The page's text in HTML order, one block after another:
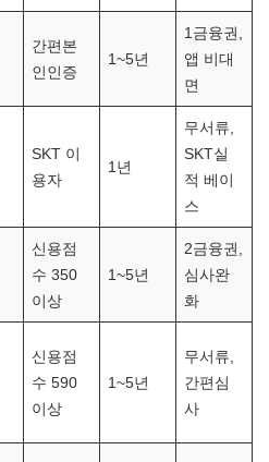
간편본
인인증
1~5년
1금융권,
앱 비대
면
SKT 이
용자
1년
무서류,
SKT실
적 베이
스
신용점
수 350
이상
1~5년
2금융권,
심사완
화
신용점
수 590
이상
1~5년
무서류,
간편심
사